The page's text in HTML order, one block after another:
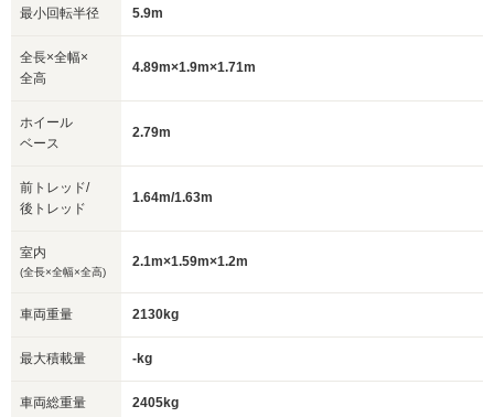
最小回転半径 5.9m
全長×全幅×
全高
4.89m×1.9m×1.71m
ホイール
ベース
2.79m
前トレッド/
後トレッド
1.64m/1.63m
室内
(全長×全幅×全高)
2.1m×1.59m×1.2m
車両重量 2130kg
最大積載量 -kg
車両総重量 2405kg